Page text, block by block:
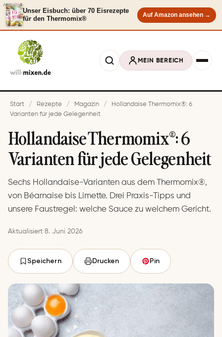
Anzeige
Unser Eisbuch: über 70 Eisrezepte
für den Thermomix®
Auf Amazon ansehen →
MEIN BEREICH
Start / Rezepte / Magazin /
Hollandaise Thermomix®: 6
Varianten für jede Gelegenheit
Hollandaise Thermomix®: 6
Varianten für jede Gelegenheit
Sechs Hollandaise-Varianten aus dem Thermomix®,
von Béarnaise bis Limette. Drei Praxis-Tipps und
unsere Faustregel: welche Sauce zu welchem Gericht.
Aktualisiert 8. Juni 2026
Speichern Drucken Pin